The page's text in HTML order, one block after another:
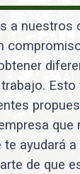
a nuestros
Esto
te ayudará
de que